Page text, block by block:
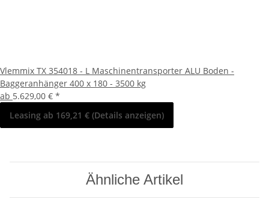
Vlemmix TX 354018 - L Maschinentransporter ALU Boden -
Baggeranhänger 400 x 180 - 3500 kg
ab 5.629,00 € *
Leasing ab 169,21 € (Details anzeigen)
Ähnliche Artikel